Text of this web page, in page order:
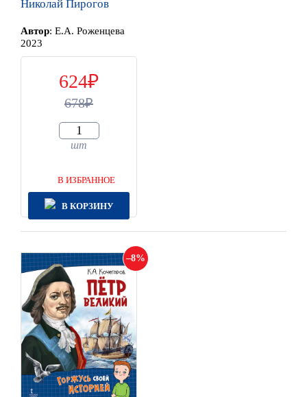
Николай Пирогов
Автор: Е.А. Роженцева
2023
624
678
шт
В ИЗБРАННОЕ
В КОРЗИНУ
8